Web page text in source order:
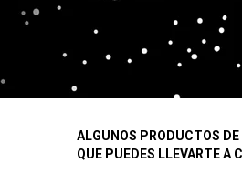
ALGUNOS PRODUCTOS
QUE PUEDES LLEVARTE A